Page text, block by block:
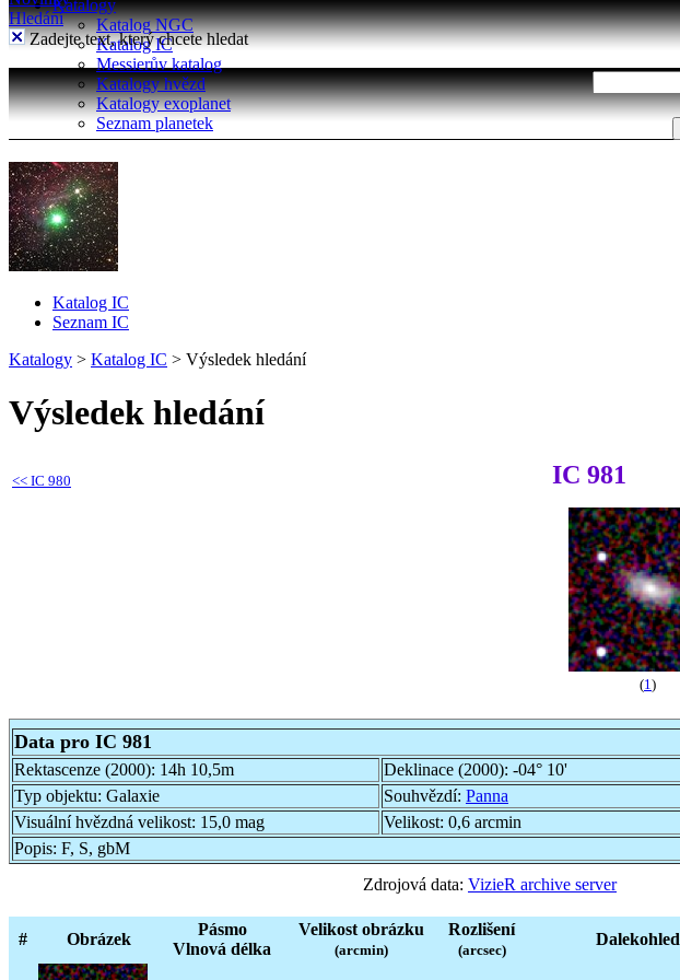
Katalogy
Katalog NGC
Katalog IC
Messierův katalog
Katalogy hvězd
Katalogy exoplanet
Seznam planetek
Hledání
Zadejte text, který chcete hledat
Katalog IC
Seznam IC
Katalogy > Katalog IC > Výsledek hledání
Výsledek hledání
<< IC 980 IC 981
(1 )
Data pro IC 981
Rektascenze (2000): 14h 10,5m Deklinace (2000): -04° 10'
Typ objektu: Galaxie Souhvězdí: Panna
Visuální hvězdná velikost: 15,0 mag Velikost: 0,6 arcmin
Popis: F, S, gbM
Zdrojová data: VizieR archive server
# Obrázek
Pásmo
Vlnová délka
Velikost obrázku
(arcmin)
Rozlišení
(arcsec)
Dalekohled